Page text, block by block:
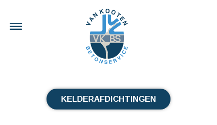
KELDERAFDICHTINGEN